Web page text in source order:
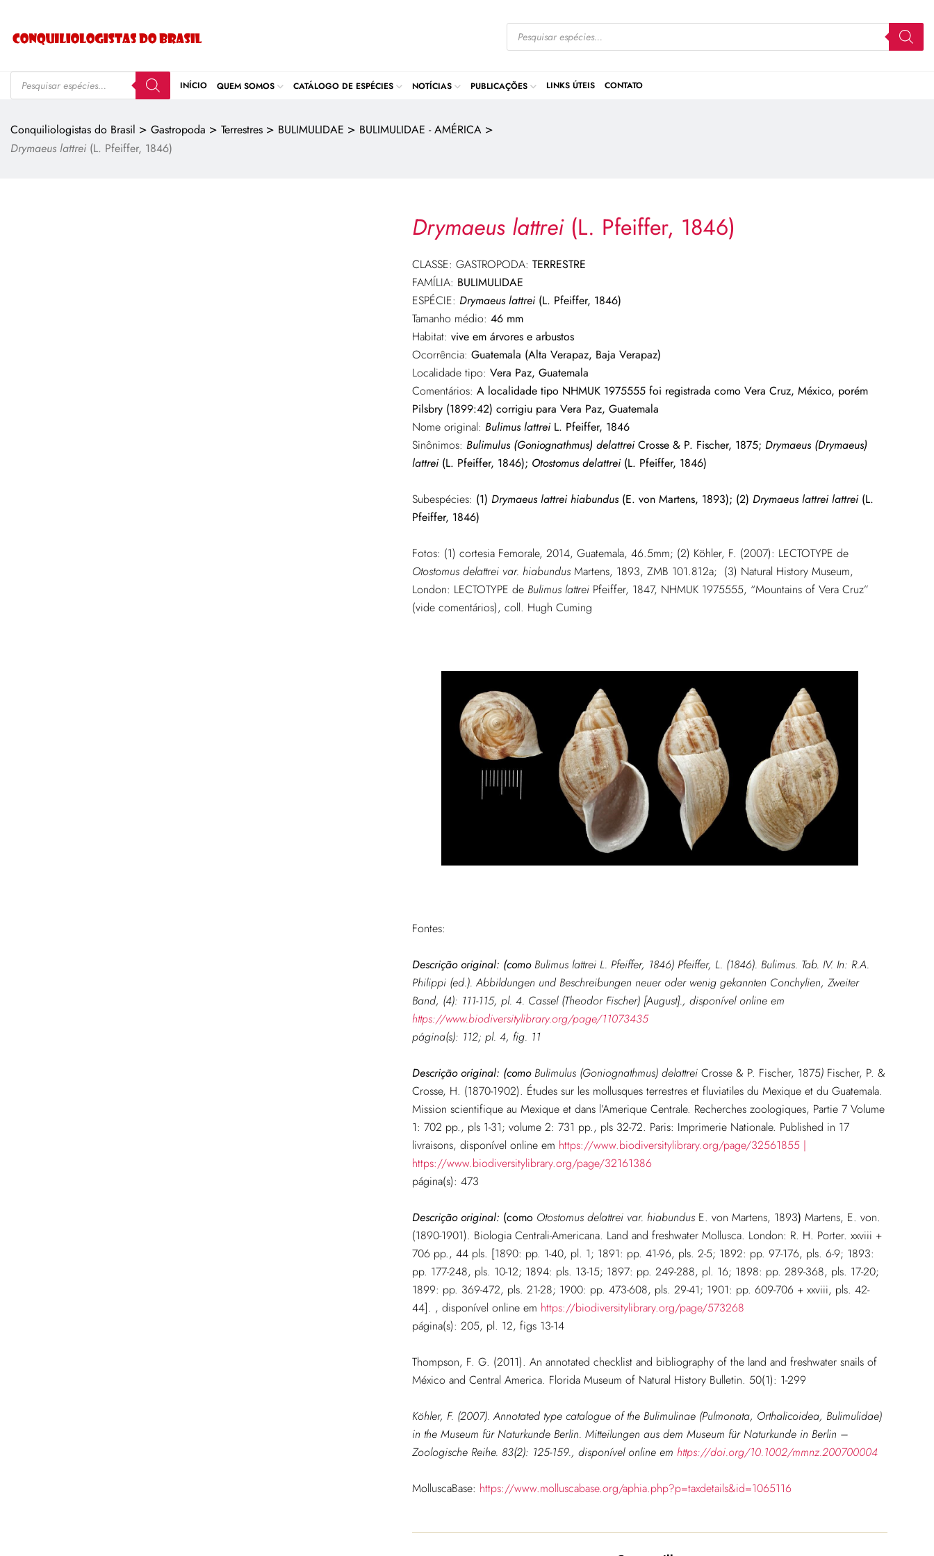
INÍCIO QUEM SOMOS CATÁLOGO DE ESPÉCIES NOTÍCIAS PUBLICAÇÕES LINKS ÚTEIS CONTATO
Conquiliologistas do Brasil > Gastropoda > Terrestres > BULIMULIDAE > BULIMULIDAE - AMÉRICA >
Drymaeus lattrei (L. Pfeiffer, 1846)
Drymaeus lattrei(L. Pfeiffer, 1846)
CLASSE: GASTROPODA: TERRESTRE
FAMÍLIA: BULIMULIDAE
ESPÉCIE: Drymaeus lattrei(L. Pfeiffer, 1846)
Tamanho médio: 46 mm
Habitat: vive em árvores e arbustos
Ocorrência: Guatemala (Alta Verapaz, Baja Verapaz)
Localidade tipo: Vera Paz, Guatemala
Comentários: A localidade tipo NHMUK 1975555 foi registrada como Vera Cruz, México, porém
Pilsbry (1899:42) corrigiu para Vera Paz, Guatemala
Nome original: Bulimus lattreiL. Pfeiffer, 1846
Sinônimos: Bulimulus (Goniognathmus) delattreiCrosse & P. Fischer, 1875; Drymaeus (Drymaeus)
lattrei(L. Pfeiffer, 1846); Otostomus delattrei(L. Pfeiffer, 1846)
Subespécies: (1) Drymaeus lattrei hiabundus(E. von Martens, 1893); (2) Drymaeus lattrei lattrei(L.
Pfeiffer, 1846)
Fotos: (1) cortesia Femorale, 2014, Guatemala, 46.5mm; (2) Köhler, F. (2007): LECTOTYPE de
Otostomus delattrei var. hiabundusMartens, 1893, ZMB 101.812a; (3) Natural History Museum,
London: LECTOTYPE de Bulimus lattrei Pfeiffer, 1847, NHMUK 1975555, “Mountains of Vera Cruz”
(vide comentários), coll. Hugh Cuming
Fontes:
Descrição original: (como Bulimus lattrei L. Pfeiffer, 1846) Pfeiffer, L. (1846). Bulimus. Tab. IV. In: R.A.
Philippi (ed.). Abbildungen und Beschreibungen neuer oder wenig gekannten Conchylien, Zweiter
Band, (4): 111-115, pl. 4. Cassel (Theodor Fischer) [August]., disponível online em
https://www.biodiversitylibrary.org/page/11073435
página(s): 112; pl. 4, fig. 11
Descrição original: (comoBulimulus (Goniognathmus) delattrei Crosse & P. Fischer, 1875) Fischer, P. &
Crosse, H. (1870-1902). Études sur les mollusques terrestres et fluviatiles du Mexique et du Guatemala.
Mission scientifique au Mexique et dans l’Amerique Centrale. Recherches zoologiques, Partie 7 Volume
1: 702 pp., pls 1-31; volume 2: 731 pp., pls 32-72. Paris: Imprimerie Nationale. Published in 17
livraisons, disponível online em https://www.biodiversitylibrary.org/page/32561855 |
https://www.biodiversitylibrary.org/page/32161386
página(s): 473
Descrição original: (como Otostomus delattrei var. hiabundus E. von Martens, 1893) Martens, E. von.
(1890-1901). Biologia Centrali-Americana. Land and freshwater Mollusca. London: R. H. Porter. xxviii +
706 pp., 44 pls. [1890: pp. 1-40, pl. 1; 1891: pp. 41-96, pls. 2-5; 1892: pp. 97-176, pls. 6-9; 1893:
pp. 177-248, pls. 10-12; 1894: pls. 13-15; 1897: pp. 249-288, pl. 16; 1898: pp. 289-368, pls. 17-20;
1899: pp. 369-472, pls. 21-28; 1900: pp. 473-608, pls. 29-41; 1901: pp. 609-706 + xxviii, pls. 42-
44]. , disponível online em https://biodiversitylibrary.org/page/573268
página(s): 205, pl. 12, figs 13-14
Thompson, F. G. (2011). An annotated checklist and bibliography of the land and freshwater snails of
México and Central America. Florida Museum of Natural History Bulletin. 50(1): 1-299
Köhler, F. (2007). Annotated type catalogue of the Bulimulinae (Pulmonata, Orthalicoidea, Bulimulidae)
in the Museum für Naturkunde Berlin. Mitteilungen aus dem Museum für Naturkunde in Berlin –
Zoologische Reihe. 83(2): 125-159., disponível online em https://doi.org/10.1002/mmnz.200700004
MolluscaBase: https://www.molluscabase.org/aphia.php?p=taxdetails&id=1065116